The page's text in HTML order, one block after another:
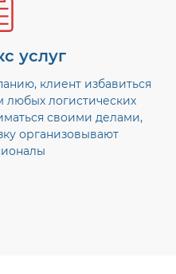
услуг
клиент избавиться
логистических
своими делами,
организовывают